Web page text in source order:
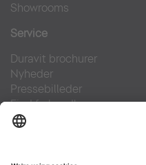
Showrooms
Service
Duravit brochurer
Nyheder
Pressebilleder
Find forhandler
Kontakt